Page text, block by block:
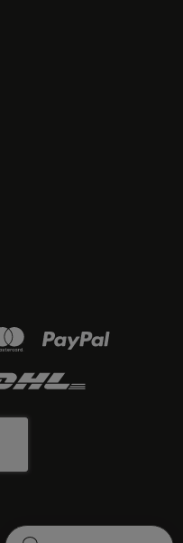
Juridische informatie